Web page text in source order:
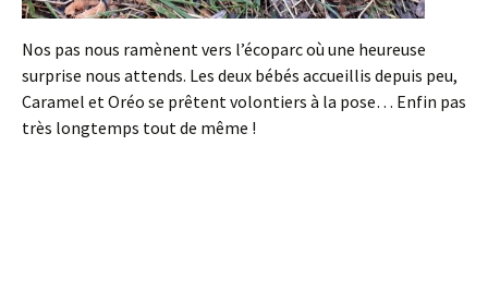
Nos pas nous ramènent vers l’écoparc où une heureuse
surprise nous attends. Les deux bébés accueillis depuis peu,
Caramel et Oréo se prêtent volontiers à la pose… Enfin pas
très longtemps tout de même !